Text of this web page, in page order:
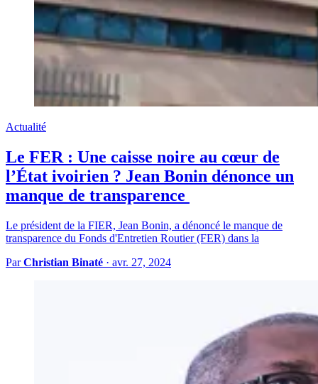
Actualité
Le FER : Une caisse noire au cœur de
l’État ivoirien ? Jean Bonin dénonce un
manque de transparence
Le président de la FIER, Jean Bonin, a dénoncé le manque de
transparence du Fonds d'Entretien Routier (FER) dans la
ParChristian Binaté · avr. 27, 2024